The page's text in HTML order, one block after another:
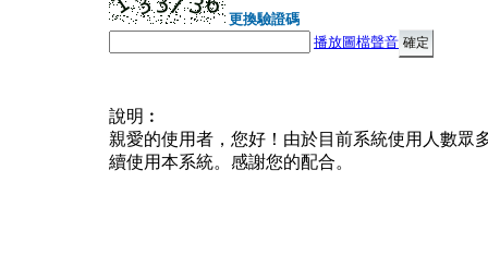
更換驗證碼
播放圖檔聲音
說明︰
親愛的使用者，您好！由於目前系統使用人數眾
續使用本系統。感謝您的配合。